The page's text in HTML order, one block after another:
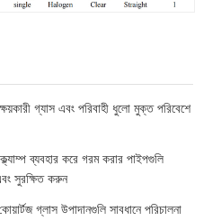
গ্যাস এবং পরিবাহী ধুলো মুক্ত পরিবেশে
ব্যবহার করে গরম করার পাইপগুলি
সুরক্ষিত করুন
গ্লাস উপাদানগুলি সাবধানে পরিচালনা